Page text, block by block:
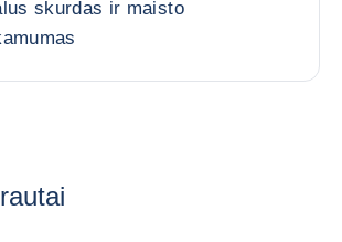
skurdas ir maisto